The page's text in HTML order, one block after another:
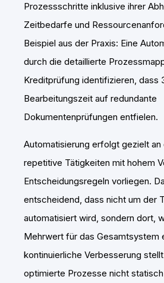
Prozessschritte inklusive ihrer
Zeitbedarfe und
Beispiel aus der Praxis: Eine
durch die detaillierte
Kreditprüfung identifizieren, dass
Bearbeitungszeit auf redundante
Dokumentenprüfungen entfielen.
Automatisierung erfolgt gezielt an
repetitive Tätigkeiten mit hohem
Entscheidungsregeln vorliegen.
entscheidend, dass nicht um der
automatisiert wird, sondern dort,
Mehrwert für das Gesamtsystem
kontinuierliche Verbesserung
optimierte Prozesse nicht